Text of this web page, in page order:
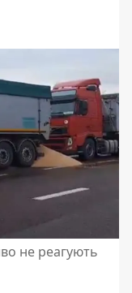
не реагують